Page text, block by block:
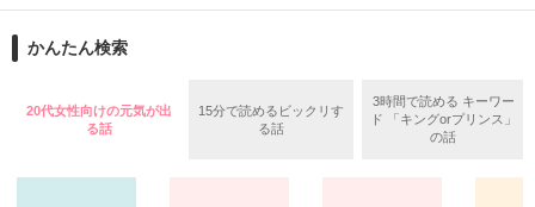
泣かせてばかりで…ゴメン…」
ユウは悲しく微笑む・・・・
かんたん検索
20代女性向けの元気が出
る話
15分で読めるビックリす
る話
3時間で読める キーワー
ド 「キングorプリンス」
の話